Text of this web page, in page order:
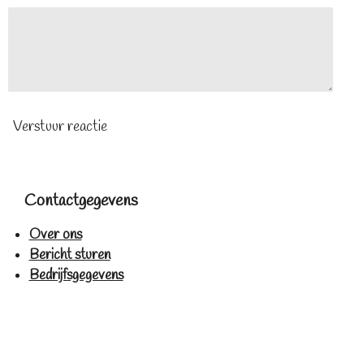
Verstuur reactie
Contactgegevens
Over ons
Bericht sturen
Bedrijfsgegevens